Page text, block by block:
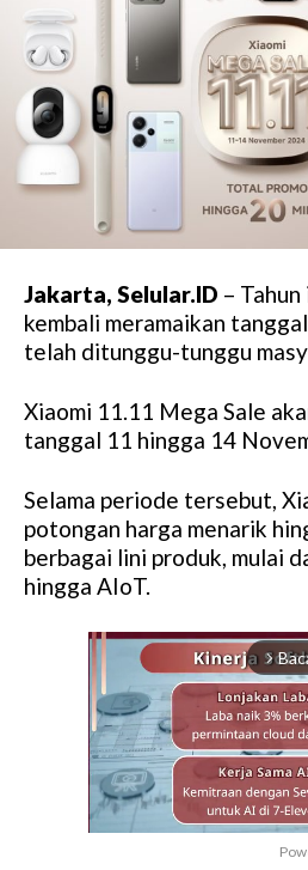
Jakarta, Selular.ID –
kembali meramaikan
telah ditunggu-tunggu
Xiaomi 11.11 Mega Sale
tanggal 11 hingga 14
Selama periode tersebut,
potongan harga menarik
berbagai lini produk, mulai
hingga AIoT.
arrow_forward_ios